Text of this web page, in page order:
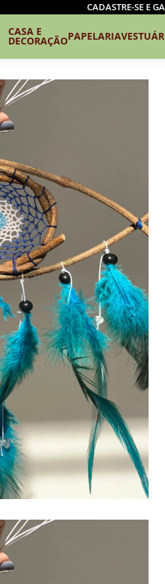
CADASTRE-SE E
CASA E
DECORAÇÃOPAPELARIA